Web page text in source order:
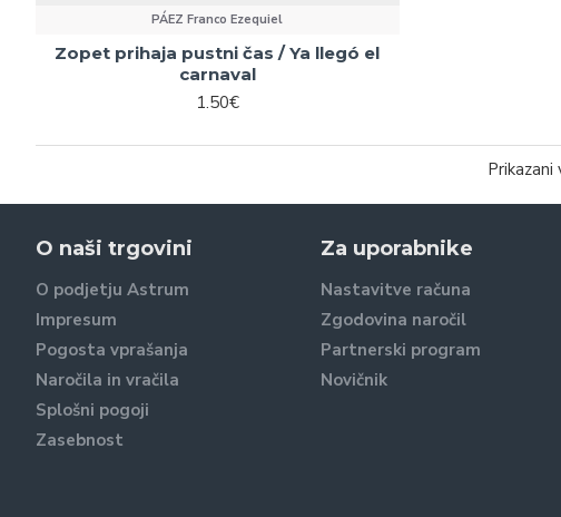
PÁEZ Franco Ezequiel
Zopet prihaja pustni čas / Ya llegó el
carnaval
1.50€
O naši trgovini
O podjetju Astrum
Impresum
Pogosta vprašanja
Naročila in vračila
Splošni pogoji
Zasebnost
Za uporabnike
Nastavitve računa
Zgodovina naročil
Partnerski program
Novičnik